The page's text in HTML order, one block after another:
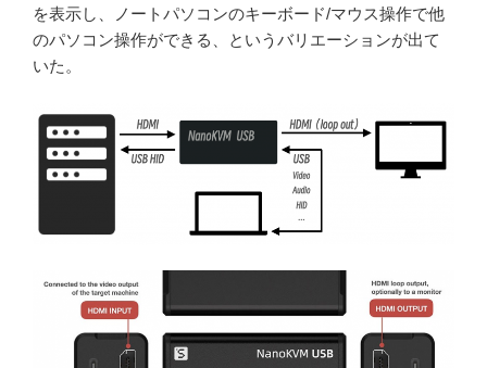
を表示し、ノートパソコンのキーボード/マウス操作で他
のパソコン操作ができる、というバリエーションが出て
いた。